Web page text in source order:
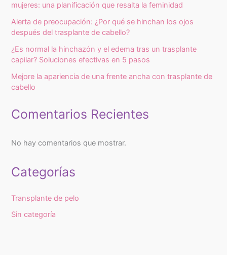
mujeres: una planificación que resalta la feminidad
Alerta de preocupación: ¿Por qué se hinchan los ojos
después del trasplante de cabello?
¿Es normal la hinchazón y el edema tras un trasplante
capilar? Soluciones efectivas en 5 pasos
Mejore la apariencia de una frente ancha con trasplante de
cabello
Comentarios Recientes
No hay comentarios que mostrar.
Categorías
Transplante de pelo
Sin categoría